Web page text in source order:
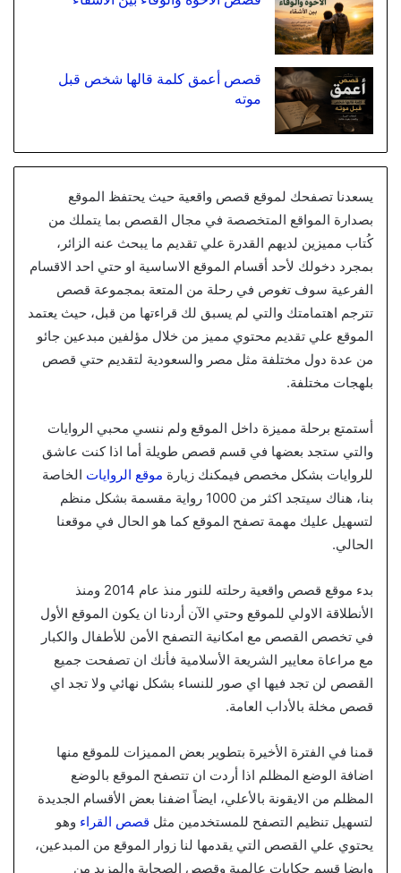
قصص أعمق كلمة قالها شخص قبل
موته
يسعدنا تصفحك لموقع قصص واقعية حيث يحتفظ الموقع
بصدارة المواقع المتخصصة في مجال القصص بما يتملك من
كُتاب مميزين لديهم القدرة علي تقديم ما يبحث عنه الزائر،
بمجرد دخولك لأحد أقسام الموقع الاساسية او حتي احد الاقسام
الفرعية سوف تغوص في رحلة من المتعة بمجموعة قصص
تترجم اهتمامتك والتي لم يسبق لك قراءتها من قبل، حيث يعتمد
الموقع علي تقديم محتوي مميز من خلال مؤلفين مبدعين جائو
من عدة دول مختلفة مثل مصر والسعودية لتقديم حتي قصص
بلهجات مختلفة.
أستمتع برحلة مميزة داخل الموقع ولم ننسي محبي الروايات
والتي ستجد بعضها في قسم قصص طويلة أما اذا كنت عاشق
للروايات بشكل مخصص فيمكنك زيارة موقع الروايات الخاصة
بنا، هناك سيتجد اكثر من 1000 رواية مقسمة بشكل منظم
لتسهيل عليك مهمة تصفح الموقع كما هو الحال في موقعنا
الحالي.
بدء موقع قصص واقعية رحلته للنور منذ عام 2014 ومنذ
الأنطلاقة الاولي للموقع وحتي الآن أردنا ان يكون الموقع الأول
في تخصص القصص مع امكانية التصفح الأمن للأطفال والكبار
مع مراعاة معايير الشريعة الأسلامية فأنك ان تصفحت جميع
القصص لن تجد فيها اي صور للنساء بشكل نهائي ولا تجد اي
قصص مخلة بالأداب العامة.
قمنا في الفترة الأخيرة بتطوير بعض المميزات للموقع منها
اضافة الوضع المظلم اذا أردت ان تتصفح الموقع بالوضع
المظلم من الايقونة بالأعلي، ايضاً اضفنا بعض الأقسام الجديدة
لتسهيل تنظيم التصفح للمستخدمين مثل قصص القراء وهو
يحتوي علي القصص التي يقدمها لنا زوار الموقع من المبدعين،
وايضا قسم حكايات عالمية وقصص الصحابة والمزيد من